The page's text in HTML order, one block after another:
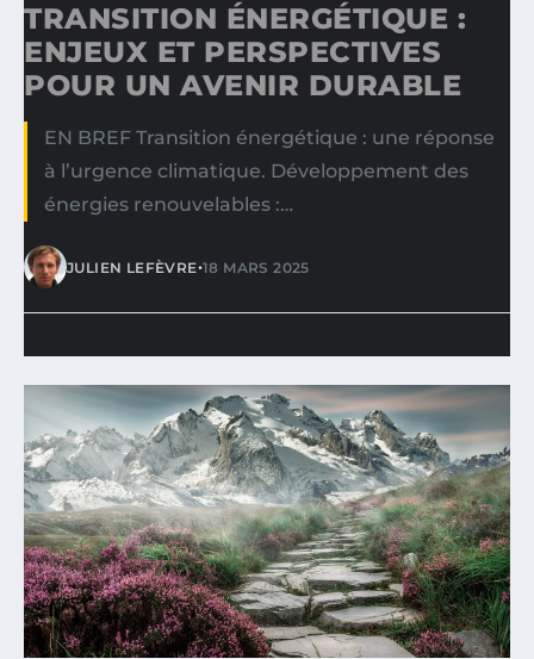
TRANSITION ÉNERGÉTIQUE :
ENJEUX ET PERSPECTIVES
POUR UN AVENIR DURABLE
EN BREF Transition énergétique : une réponse
à l’urgence climatique. Développement des
énergies renouvelables :…
JULIEN LEFÈVRE•18 MARS 2025